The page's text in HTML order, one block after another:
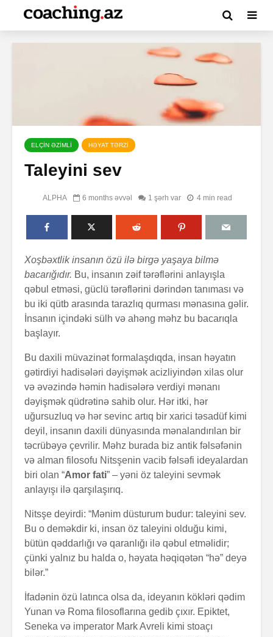
ELÇİN ƏZİMLİ HƏYAT TƏRZİ
Taleyini sev
ALPHA 6 months əvvəl 1 şərh var 4 min read
Xoşbəxtlik insanın özü ilə birgə yaşaya bilmə
bacarığıdır. Bu, insanın zəif tərəflərini anlayışla
qəbul etməsi, güclü tərəflərini dərindən tanıması və
bu iki qütb arasında tarazlıq qurması mənasına gəlir.
İnsanın içindəki sülh və ahəng məhz bu bacarıqla
başlayır.
Bu daxili müvazinət formalaşdıqda, insan həyatın
gətirdiyi hadisələri dəyişmək acizliyindən xilas olur
və əvəzində həmin hadisələrə verdiyi mənanı
dəyişmək qüdrətinə sahib olur. Hər itki, hər
uğursuzluq və hər sevinc artıq bir xarici təsadüf kimi
deyil, insanın daxili dünyasında mənalandırılan bir
təcrübəyə çevrilir. Məhz burada biz antik fəlsəfənin
və alman filosofu Nitsşenin vacib fəlsəfi ideyalardan
biri olan “Amor fati” – yəni öz taleyini sevmək
anlayışı ilə qarşılaşırıq.
Nitsşe deyirdi: “Mənim düsturum budur: taleyini sev.
Bu o deməkdir ki, insan öz taleyini olduğu kimi,
bütün qəddarlığı və qaranlığı ilə qəbul etməlidir;
çünki yalnız bu halda o, həyata həqiqətən “hə” deyə
bilər.”
İfadənin özü latınca olsa da, ideyanın kökləri qədim
Yunan və Roma filosoflarına gedib çıxır. Epiktet,
Seneka və imperator Mark Avreli kimi stoaçı
Alfred Adler və
onun fərdi
psixologiya
“Ulduzlu gecə”
necə yarandı?
Özünüdərketmə
nədir və necə
üçün 6
üsul
Zalım padşahla
düzdanışan